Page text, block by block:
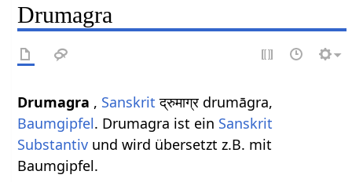
Drumagra
Drumagra , Sanskrit द्रुमाग्र drumāgra,
Baumgipfel. Drumagra ist ein Sanskrit
Substantiv und wird übersetzt z.B. mit
Baumgipfel.